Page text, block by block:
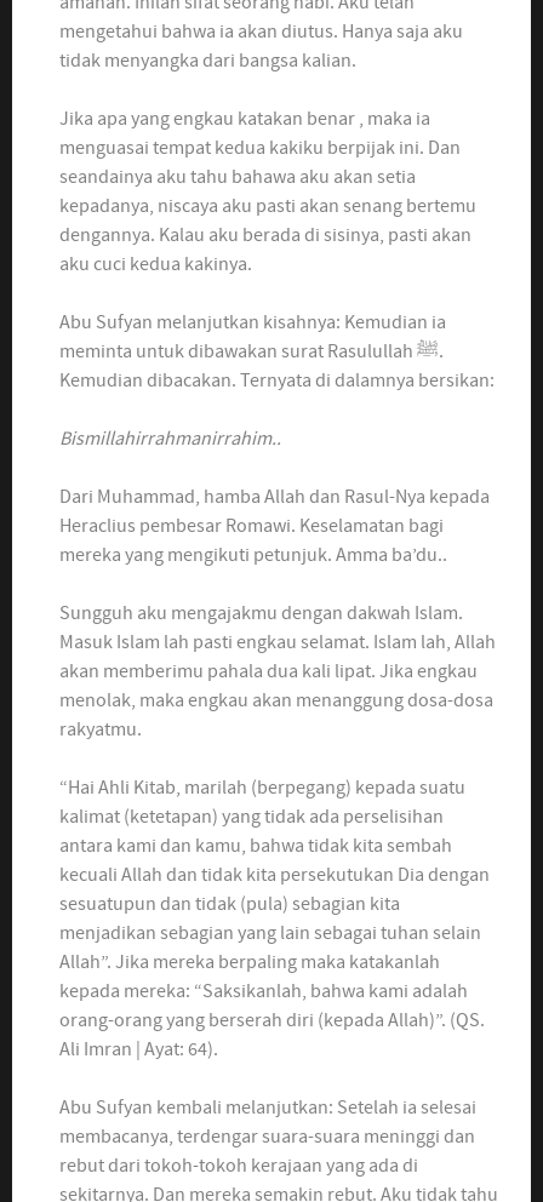
mengetahui bahwa ia akan diutus. Hanya saja aku
tidak menyangka dari bangsa kalian.
Jika apa yang engkau katakan benar , maka ia
menguasai tempat kedua kakiku berpijak ini. Dan
seandainya aku tahu bahawa aku akan setia
kepadanya, niscaya aku pasti akan senang bertemu
dengannya. Kalau aku berada di sisinya, pasti akan
aku cuci kedua kakinya.
Abu Sufyan melanjutkan kisahnya: Kemudian ia
meminta untuk dibawakan surat Rasulullah ﷺ.
Kemudian dibacakan. Ternyata di dalamnya bersikan:
Bismillahirrahmanirrahim..
Dari Muhammad, hamba Allah dan Rasul-Nya kepada
Heraclius pembesar Romawi. Keselamatan bagi
mereka yang mengikuti petunjuk. Amma ba’du..
Sungguh aku mengajakmu dengan dakwah Islam.
Masuk Islam lah pasti engkau selamat. Islam lah, Allah
akan memberimu pahala dua kali lipat. Jika engkau
menolak, maka engkau akan menanggung dosa-dosa
rakyatmu.
“Hai Ahli Kitab, marilah (berpegang) kepada suatu
kalimat (ketetapan) yang tidak ada perselisihan
antara kami dan kamu, bahwa tidak kita sembah
kecuali Allah dan tidak kita persekutukan Dia dengan
sesuatupun dan tidak (pula) sebagian kita
menjadikan sebagian yang lain sebagai tuhan selain
Allah”. Jika mereka berpaling maka katakanlah
kepada mereka: “Saksikanlah, bahwa kami adalah
orang-orang yang berserah diri (kepada Allah)”. (QS.
Ali Imran | Ayat: 64).
Abu Sufyan kembali melanjutkan: Setelah ia selesai
membacanya, terdengar suara-suara meninggi dan
rebut dari tokoh-tokoh kerajaan yang ada di
sekitarnya. Dan mereka semakin rebut. Aku tidak tahu